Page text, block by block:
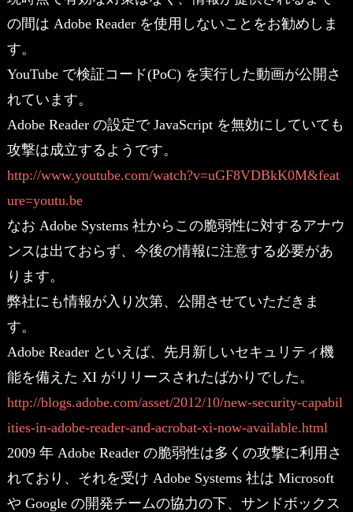
の間は Adobe Reader を使用しないことをお勧めしま
す。
YouTube で検証コード(PoC) を実行した動画が公開さ
れています。
Adobe Reader の設定で JavaScript を無効にしていても
攻撃は成立するようです。
http://www.youtube.com/watch?v=uGF8VDBkK0M&feat
ure=youtu.be
なお Adobe Systems 社からこの脆弱性に対するアナウ
ンスは出ておらず、今後の情報に注意する必要があ
ります。
弊社にも情報が入り次第、公開させていただきま
す。
Adobe Reader といえば、先月新しいセキュリティ機
能を備えた XI がリリースされたばかりでした。
http://blogs.adobe.com/asset/2012/10/new-security-capabil
ities-in-adobe-reader-and-acrobat-xi-now-available.html
2009 年 Adobe Reader の脆弱性は多くの攻撃に利用さ
れており、それを受け Adobe Systems 社は Microsoft
や Google の開発チームの協力の下、サンドボックス